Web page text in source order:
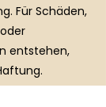
Für Schäden,
entstehen,